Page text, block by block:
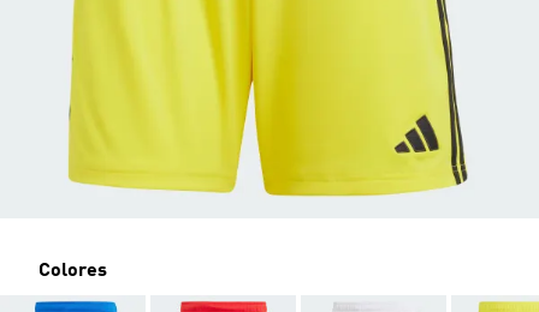
Colores